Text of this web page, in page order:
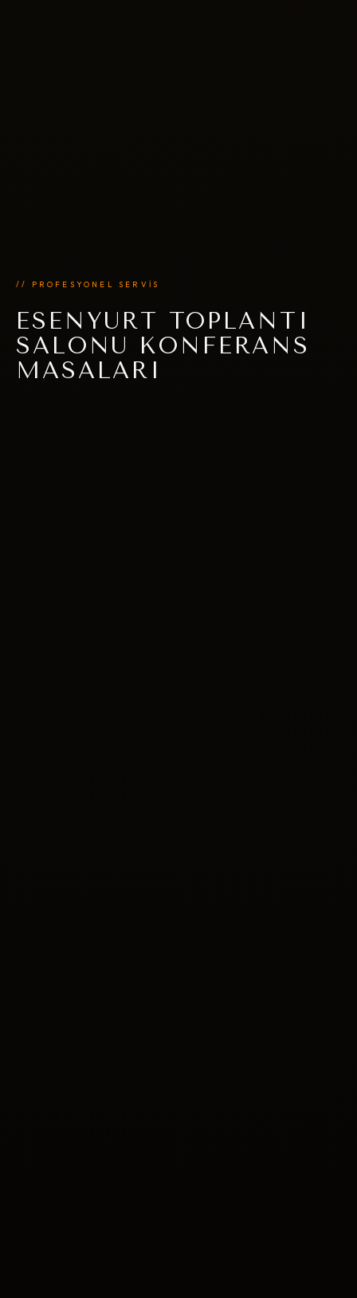
// PROFESYONEL SERVİS
ESENYURT TOPLANTI
SALONU KONFERANS
MASALARI